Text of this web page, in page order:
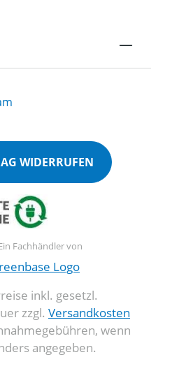
WIDERRUFEN
Fachhändler von
inkl. gesetzl.
zzgl. Versandkosten
wenn
angegeben.